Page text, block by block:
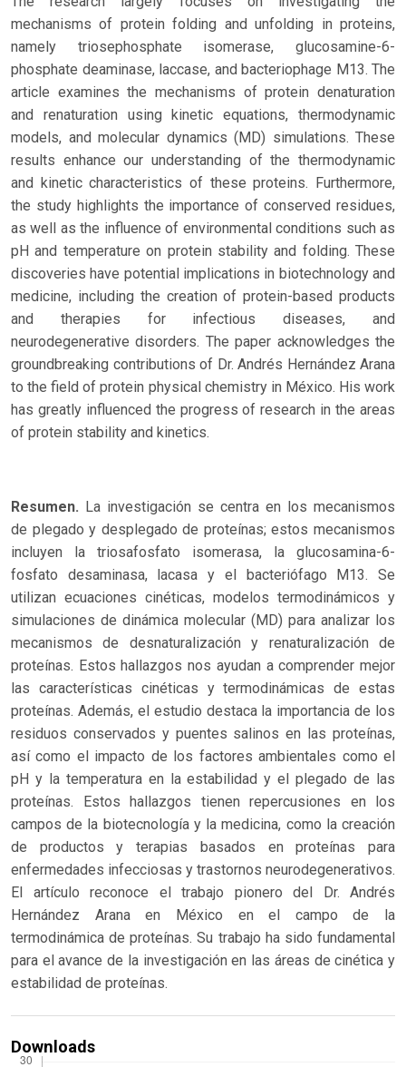
mechanisms of protein folding and unfolding in proteins,
namely triosephosphate isomerase, glucosamine-6-
phosphate deaminase, laccase, and bacteriophage M13. The
article examines the mechanisms of protein denaturation
and renaturation using kinetic equations, thermodynamic
models, and molecular dynamics (MD) simulations. These
results enhance our understanding of the thermodynamic
and kinetic characteristics of these proteins. Furthermore,
the study highlights the importance of conserved residues,
as well as the influence of environmental conditions such as
pH and temperature on protein stability and folding. These
discoveries have potential implications in biotechnology and
medicine, including the creation of protein-based products
and therapies for infectious diseases, and
neurodegenerative disorders. The paper acknowledges the
groundbreaking contributions of Dr. Andrés Hernández Arana
to the field of protein physical chemistry in México. His work
has greatly influenced the progress of research in the areas
of protein stability and kinetics.
Resumen. La investigación se centra en los mecanismos
de plegado y desplegado de proteínas; estos mecanismos
incluyen la triosafosfato isomerasa, la glucosamina-6-
fosfato desaminasa, lacasa y el bacteriófago M13. Se
utilizan ecuaciones cinéticas, modelos termodinámicos y
simulaciones de dinámica molecular (MD) para analizar los
mecanismos de desnaturalización y renaturalización de
proteínas. Estos hallazgos nos ayudan a comprender mejor
las características cinéticas y termodinámicas de estas
proteínas. Además, el estudio destaca la importancia de los
residuos conservados y puentes salinos en las proteínas,
así como el impacto de los factores ambientales como el
pH y la temperatura en la estabilidad y el plegado de las
proteínas. Estos hallazgos tienen repercusiones en los
campos de la biotecnología y la medicina, como la creación
de productos y terapias basados en proteínas para
enfermedades infecciosas y trastornos neurodegenerativos.
El artículo reconoce el trabajo pionero del Dr. Andrés
Hernández Arana en México en el campo de la
termodinámica de proteínas. Su trabajo ha sido fundamental
para el avance de la investigación en las áreas de cinética y
estabilidad de proteínas.
Downloads